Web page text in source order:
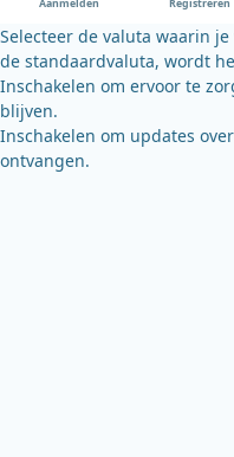
Aanmelden Registreren
Selecteer de valuta waarin
de standaardvaluta, wordt
Inschakelen om ervoor te
blijven.
Inschakelen om updates
ontvangen.